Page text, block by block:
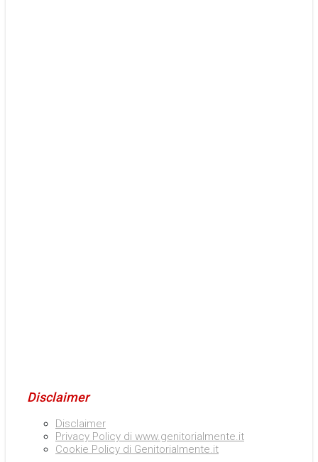
Disclaimer
Disclaimer
Privacy Policy di www.genitorialmente.it
Cookie Policy di Genitorialmente.it